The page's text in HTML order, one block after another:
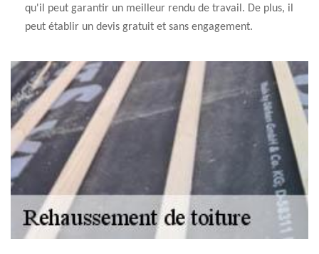
qu'il peut garantir un meilleur rendu de travail. De plus, il
peut établir un devis gratuit et sans engagement.